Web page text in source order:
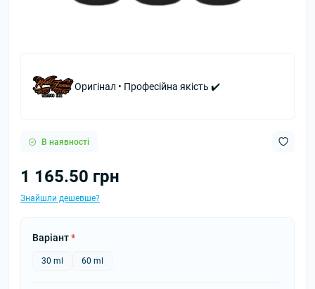
Оригінал • Професійна якість ✔️
В наявності
1 165.50 грн
Знайшли дешевше?
Варіант*
30 ml 60 ml